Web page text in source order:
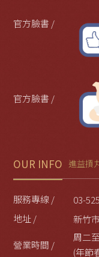
官方臉書 /
官方臉書 /
OUR INFO 進益摃
服務專線 /
03-
地址 /
新竹
營業時間 /
周二
(年節